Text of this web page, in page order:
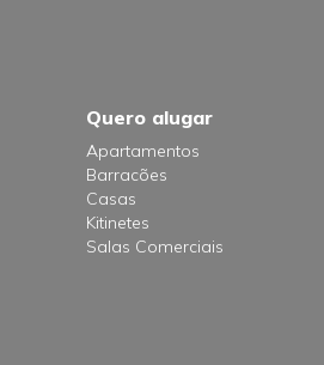
Quero alugar
Apartamentos
Barracões
Casas
Kitinetes
Salas Comerciais